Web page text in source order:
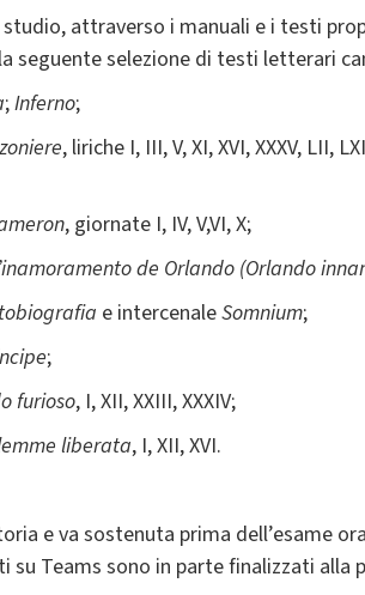
studio, attraverso i manuali e i testi
seguente selezione di testi letterari
;Inferno;
, liriche I, III, V, XI, XVI, XXXV, LII,
, giornate I, IV, V,VI, X;
inamoramento de Orlando (Orlando
e intercenaleSomnium;
;
furioso, I, XII, XXIII, XXXIV;
liberata, I, XII, XVI.
e va sostenuta prima dell’esame
Teams sono in parte finalizzati alla